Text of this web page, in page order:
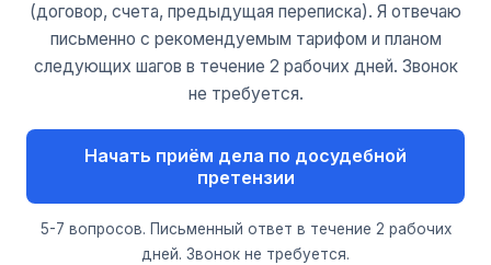
(договор, счета, предыдущая переписка). Я отвечаю
письменно с рекомендуемым тарифом и планом
следующих шагов в течение 2 рабочих дней. Звонок
не требуется.
Начать приём дела по досудебной
претензии
5-7 вопросов. Письменный ответ в течение 2 рабочих
дней. Звонок не требуется.